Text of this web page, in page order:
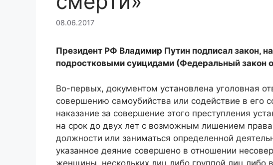
08.06.2017
Президент РФ Владимир Путин подписал закон,
подростковыми суицидами (Федеральный закон
Во-первых, документом установлена уголовная
совершению самоубийства или содействие в его
наказание за совершение этого преступления
на срок до двух лет с возможным лишением
должности или заниматься определенной
указанное деяние совершено в отношении
женщины, нескольких лиц либо группой лиц